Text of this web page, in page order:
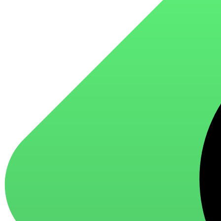
для ароматизации и нейтрализации запахов
для стирки и ухода за тканями
для ковров и текстильных изделий
специализированные чистящие средства
универсальные чистящие средства
дезинфицирующие средства
Автохимия и автокосметика
автоэмали
аэрозольные смазки